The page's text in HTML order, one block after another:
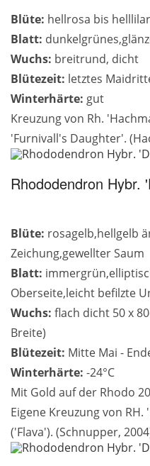
Blüte: hellrosa bis
Blatt:
Wuchs: breitrund, dicht
Blütezeit: letztes
Winterhärte: gut
Kreuzung von Rh.
'Furnivall's Daughter'.
Rhododendron Hybr.
Blüte: rosagelb,hellgelb
Zeichung,gewellter Saum
Blatt:
Oberseite,leicht befilzte
Wuchs: flach dicht 50 x
Breite)
Blütezeit: Mitte Mai -
Winterhärte: -24°C
Mit Gold auf der Rhodo
Eigene Kreuzung von
('Flava'). (Schnupper,